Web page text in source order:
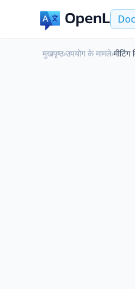
मुखपृष्ठ›उपयोग के मामले›मीटिंग